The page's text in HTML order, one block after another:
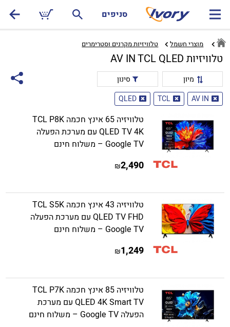
סניפים
מוצרי חשמל טלוויזיות מקרנים וסטרימרים‏
טלוויזיות AV IN TCL QLED
מיון
סינון
AV IN
TCL
QLED
טלוויזיה 65 אינץ חכמה TCL P8K
QLED TV 4K עם מערכת הפעלה
Google TV – משלוח חינם
2,490
₪
טלוויזיה 43 אינץ חכמה TCL S5K
QLED TV FHD עם מערכת הפעלה
Google TV – משלוח חינם
1,249
₪
טלוויזיה 85 אינץ חכמה TCL P7K
QLED 4K Smart TV עם מערכת
הפעלה Google TV – משלוח חינם